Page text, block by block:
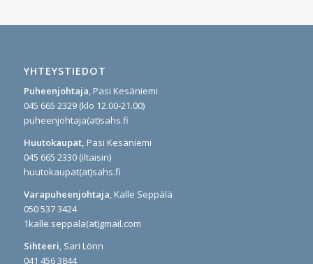
YHTEYSTIEDOT
Puheenjohtaja, Pasi Kesäniemi
045 665 2329 (klo 12.00-21.00)
puheenjohtaja(at)sahs.fi
Huutokaupat, Pasi Kesäniemi
045 665 2330 (iltaisin)
huutokaupat(at)sahs.fi
Varapuheenjohtaja, Kalle Seppälä
050 537 3424
1kalle.seppala(at)gmail.com
Sihteeri, Sari Lönn
041 456 3844